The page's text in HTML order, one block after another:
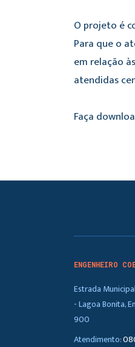
O projeto é
Para que o
em relação
atendidas
Faça
ENGENHEIRO
Estrada
- Lagoa Bonita,
900
Atendimento: